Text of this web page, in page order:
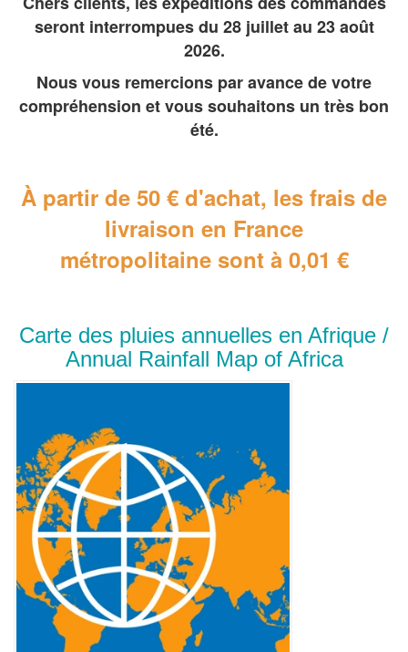
seront interrompues du 28 juillet au 23 août
2026.
Nous vous remercions par avance de votre
compréhension et vous souhaitons un très bon
été.
À partir de 50 € d'achat, les frais de
livraison en France
métropolitainesont à 0,01 €
Carte des pluies annuelles en Afrique /
Annual Rainfall Map of Africa